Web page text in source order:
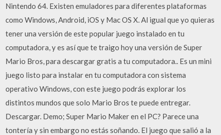
Nintendo 64. Existen emuladores para diferentes plataformas
como Windows, Android, iOS y Mac OS X. Al igual que yo quieras
tener una versión de este popular juego instalado en tu
computadora, y es así que te traigo hoy una versión de Super
Mario Bros, para descargar gratis a tu computadora.. Es un mini
juego listo para instalar en tu computadora con sistema
operativo Windows, con este juego podrás explorar los
distintos mundos que solo Mario Bros te puede entregar.
Descargar. Demo; Super Mario Maker en el PC? Parece una
tontería y sin embargo no estás soñando. El juego que salió a la